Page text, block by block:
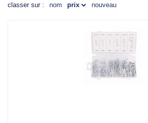
classer sur : nom prix nouveau